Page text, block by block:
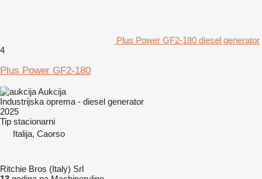
Plus Power GF2-180 diesel generator
4
Plus Power GF2-180
Aukcija
Industrijska oprema - diesel generator
2025
Tip stacionarni
Italija, Caorso
Ritchie Bros (Italy) Srl